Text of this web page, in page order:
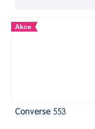
Akce
Converse 553